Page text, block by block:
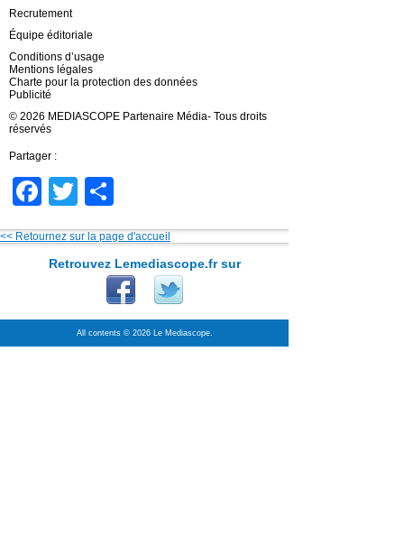
Recrutement
Équipe éditoriale
Conditions d’usage
Mentions légales
Charte pour la protection des données
Publicité
© 2026 MEDIASCOPE Partenaire Média- Tous droits
réservés
Partager :
Facebook
Twitter
<< Retournez sur la page d'accueil
Retrouvez Lemediascope.fr sur
All contents © 2026 Le Mediascope.